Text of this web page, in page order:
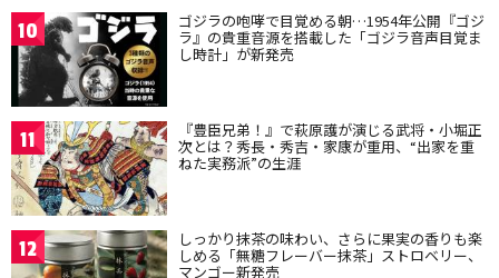
10 ゴジラの咆哮で目覚める朝…1954年公開『ゴジ
ラ』の貴重音源を搭載した「ゴジラ音声目覚ま
し時計」が新発売
11 『豊臣兄弟！』で萩原護が演じる武将・小堀正
次とは？秀長・秀吉・家康が重用、“出家を重
ねた実務派”の生涯
12 しっかり抹茶の味わい、さらに果実の香りも楽
しめる「無糖フレーバー抹茶」ストロベリー、
マンゴー新発売